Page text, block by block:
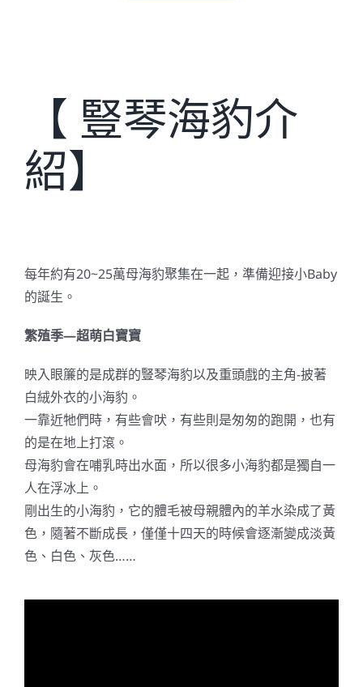
【 豎琴海豹介
紹】
每年約有20~25萬母海豹聚集在一起，準備迎接小Baby
的誕生。
繁殖季—超萌白寶寶
映入眼簾的是成群的豎琴海豹以及重頭戲的主角-披著
白絨外衣的小海豹。
一靠近牠們時，有些會吠，有些則是匆匆的跑開，也有
的是在地上打滾。
母海豹會在哺乳時出水面，所以很多小海豹都是獨自一
人在浮冰上。
剛出生的小海豹，它的體毛被母親體內的羊水染成了黃
色，隨著不斷成長，僅僅十四天的時候會逐漸變成淡黃
色、白色、灰色……